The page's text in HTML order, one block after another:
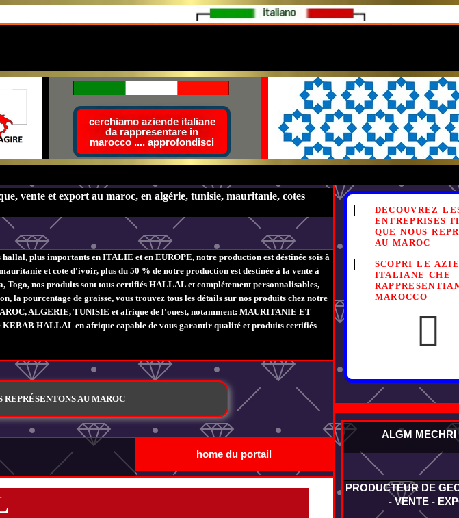
cerchiamo aziende italiane
da rappresentare in
marocco .... approfondisci
DECOUVREZ
ENTREPRISES
QUE NOUS
AU MAROC
SCOPRI LE
ITALIANE CHE
MAROCCO
ALGM MECHRI
PRODUCTEUR DE
- VENTE -
vente et export au maroc, en algérie, tunisie, mauritanie, cotes
plus importants en ITALIE et en EUROPE, notre production est déstinée sois à
et cote d'ivoir, plus du 50 % de notre production est destinée à la vente à
nos produits sont tous certifiés HALLAL et complétement personnalisables,
la pourcentage de graisse, vous trouvez tous les détails sur nos produits chez notre
ALGERIE, TUNISIE et afrique de l'ouest, notamment: MAURITANIE ET
HALLAL en afrique capable de vous garantir qualité et produits certifiés
AU MAROC
home du portail